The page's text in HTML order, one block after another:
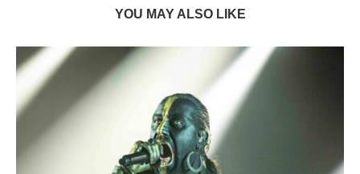
YOU MAY ALSO LIKE